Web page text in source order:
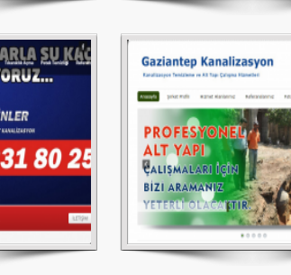
Gaziantep Güneş Enerjisi